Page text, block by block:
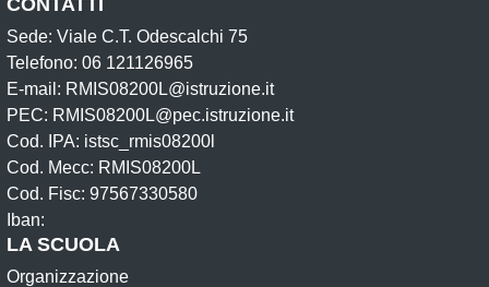
Sede: Viale C.T. Odescalchi 75
Telefono: 06 121126965
E-mail: RMIS08200L@istruzione.it
PEC: RMIS08200L@pec.istruzione.it
Cod. IPA: istsc_rmis08200l
Cod. Mecc: RMIS08200L
Cod. Fisc: 97567330580
Iban:
LA SCUOLA
Organizzazione